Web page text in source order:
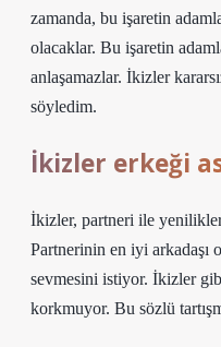
zamanda, bu işaretin
olacaklar. Bu işaretin
anlaşamazlar. İkizler
söyledim.
İkizler erkeği
İkizler, partneri ile
Partnerinin en iyi arkadaşı
sevmesini istiyor. İkizler
korkmuyor. Bu sözlü